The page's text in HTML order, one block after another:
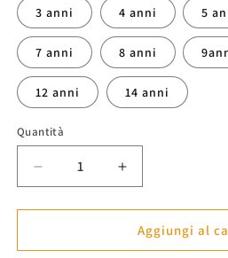
3 anni 4 anni 5
7 anni 8 anni
12 anni 14 anni
Quantità
Diminuisci
quantità
per
Goku
Aumenta
quantità
per
Giacche
Goku
Aggiungi al